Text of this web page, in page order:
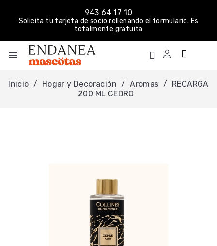
943 64 17 10
Solicita tu tarjeta de socio rellenando el formulario. Es
totalmente gratuita
menu
Inicio Hogar y Decoración Aromas
RECARGA
200 ML CEDRO